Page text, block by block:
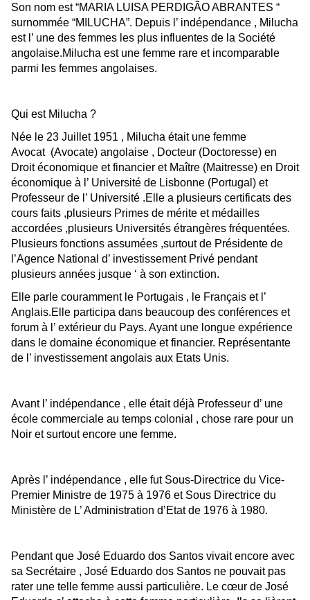
Son nom est “MARIA LUISA PERDIGÃO ABRANTES “
surnommée “MILUCHA”. Depuis l’ indépendance , Milucha
est l’ une des femmes les plus influentes de la Société
angolaise.Milucha est une femme rare et incomparable
parmi les femmes angolaises.
Qui est Milucha ?
Née le 23 Juillet 1951 , Milucha était une femme
Avocat (Avocate) angolaise , Docteur (Doctoresse) en
Droit économique et financier et Maître (Maitresse) en Droit
économique à l’ Université de Lisbonne (Portugal) et
Professeur de l’ Université .Elle a plusieurs certificats des
cours faits ,plusieurs Primes de mérite et médailles
accordées ,plusieurs Universités étrangères fréquentées.
Plusieurs fonctions assumées ,surtout de Présidente de
l’Agence National d’ investissement Privé pendant
plusieurs années jusque ‘ à son extinction.
Elle parle couramment le Portugais , le Français et l’
Anglais.Elle participa dans beaucoup des conférences et
forum à l’ extérieur du Pays. Ayant une longue expérience
dans le domaine économique et financier. Représentante
de l’ investissement angolais aux Etats Unis.
Avant l’ indépendance , elle était déjà Professeur d’ une
école commerciale au temps colonial , chose rare pour un
Noir et surtout encore une femme.
Après l’ indépendance , elle fut Sous-Directrice du Vice-
Premier Ministre de 1975 à 1976 et Sous Directrice du
Ministère de L’ Administration d’Etat de 1976 à 1980.
Pendant que José Eduardo dos Santos vivait encore avec
sa Secrétaire , José Eduardo dos Santos ne pouvait pas
rater une telle femme aussi particulière. Le cœur de José